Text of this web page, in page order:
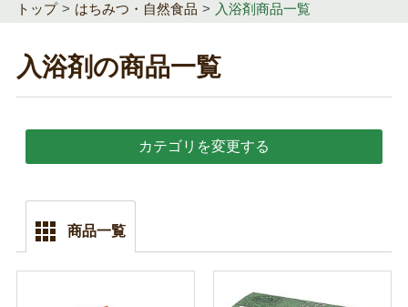
トップ はちみつ・自然食品 入浴剤商品一覧
入浴剤の商品一覧
カテゴリを変更する
商品一覧